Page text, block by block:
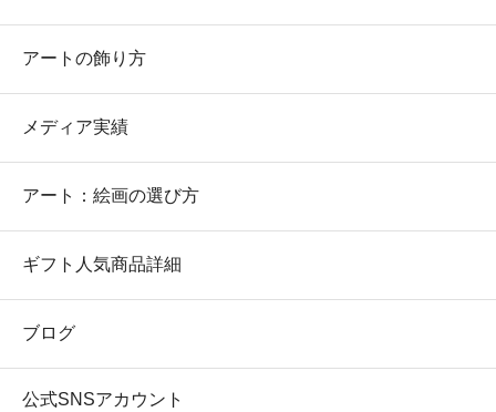
アートの飾り方
メディア実績
アート：絵画の選び方
ギフト人気商品詳細
ブログ
公式SNSアカウント